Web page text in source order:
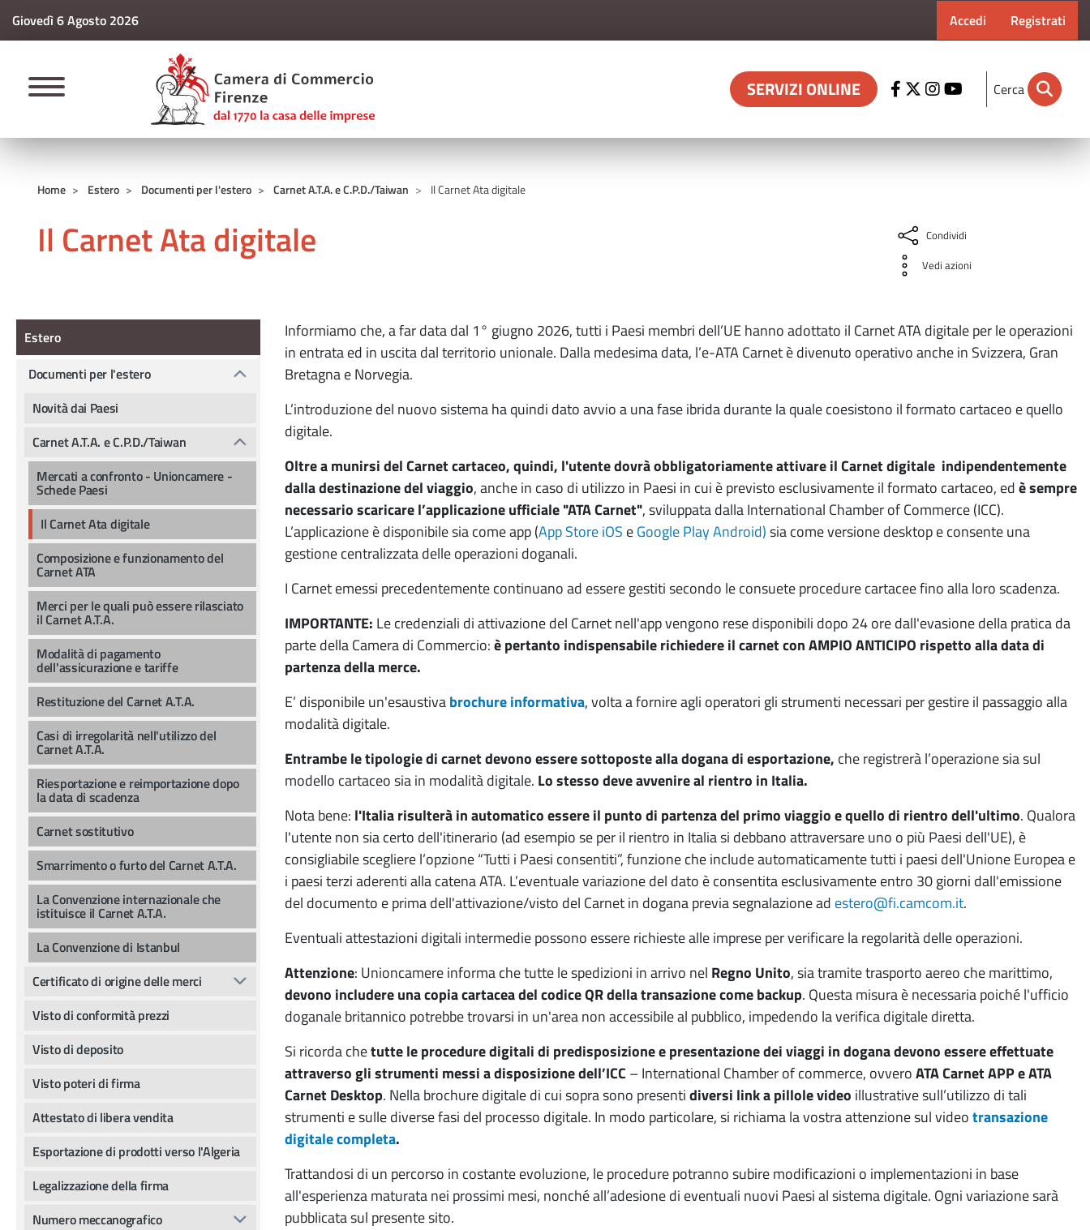
Giovedì 6 Agosto 2026 Menu profilo
Accedi Registrati
CAMERE DI COMMERCIO D'ITALIA
SERVIZI ONLINE Cerca
Home Estero Documenti per l'estero Carnet A.T.A. e C.P.D./Taiwan Il Carnet Ata digitale
Il Carnet Ata digitale
Condividi
Vedi azioni
Informiamo che, a far data dal 1° giugno 2026, tutti i Paesi membri dell’UE hanno adottato il Carnet ATA digitale per le operazioni
in entrata ed in uscita dal territorio unionale. Dalla medesima data, l’e-ATA Carnet è divenuto operativo anche in Svizzera, Gran
Bretagna e Norvegia.
L’introduzione del nuovo sistema ha quindi dato avvio a una fase ibrida durante la quale coesistono il formato cartaceo e quello
digitale.
Oltre a munirsi del Carnet cartaceo, quindi, l'utente dovrà obbligatoriamente attivare il Carnet digitale indipendentemente
dalla destinazione del viaggio, anche in caso di utilizzo in Paesi in cui è previsto esclusivamente il formato cartaceo, edè sempre
necessario scaricare l’applicazione ufficiale "ATA Carnet", sviluppata dalla International Chamber of Commerce (ICC).
L’applicazione è disponibile sia come app (App Store iOS eGoogle Play Android)sia come versione desktop e consente una
gestione centralizzata delle operazioni doganali.
I Carnet emessi precedentemente continuano ad essere gestiti secondo le consuete procedure cartacee fino alla loro scadenza.
IMPORTANTE: Le credenziali di attivazione del Carnet nell'app vengono rese disponibili dopo 24 ore dall'evasione della pratica da
parte della Camera di Commercio:è pertanto indispensabile richiedere il carnet con AMPIO ANTICIPO rispetto alla data di
partenza della merce.
E’ disponibile un'esaustivabrochure informativa, volta a fornire agli operatori gli strumenti necessari per gestire il passaggio alla
modalità digitale.
Entrambe le tipologie di carnet devono essere sottoposte alla dogana di esportazione, che registrerà l’operazione sia sul
modello cartaceo sia in modalità digitale. Lo stesso deve avvenire al rientro in Italia.
Nota bene: l'Italia risulterà in automatico essere il punto di partenza del primo viaggio e quello di rientro dell'ultimo. Qualora
l'utente non sia certo dell'itinerario (ad esempio se per il rientro in Italia si debbano attraversare uno o più Paesi dell'UE), è
consigliabile scegliere l’opzione “Tutti i Paesi consentiti”, funzione che include automaticamente tutti i paesi dell'Unione Europea e
i paesi terzi aderenti alla catena ATA. L’eventuale variazione del dato è consentita esclusivamente entro 30 giorni dall'emissione
del documento e prima dell'attivazione/visto del Carnet in dogana previa segnalazione ad estero@fi.camcom.it.
Eventuali attestazioni digitali intermedie possono essere richieste alle imprese per verificare la regolarità delle operazioni.
Attenzione: Unioncamere informa che tutte le spedizioni in arrivo nel Regno Unito, sia tramite trasporto aereo che marittimo,
devono includere una copia cartacea del codice QR della transazione come backup. Questa misura è necessaria poiché l'ufficio
doganale britannico potrebbe trovarsi in un'area non accessibile al pubblico, impedendo la verifica digitale diretta.
Si ricorda chetutte le procedure digitali di predisposizione e presentazione dei viaggi in dogana devono essere effettuate
attraverso gli strumenti messi a disposizione dell’ICC – International Chamber of commerce, ovveroATA Carnet APP e ATA
Carnet Desktop. Nella brochure digitale di cui sopra sono presentidiversi link a pillole video illustrative sull’utilizzo di tali
strumenti e sulle diverse fasi del processo digitale. In modo particolare, si richiama la vostra attenzione sul videotransazione
digitale completa.
Trattandosi di un percorso in costante evoluzione, le procedure potranno subire modificazioni o implementazioni in base
all'esperienza maturata nei prossimi mesi, nonché all’adesione di eventuali nuovi Paesi al sistema digitale. Ogni variazione sarà
pubblicata sul presente sito.
Estero
Estero
Documenti per l'estero
Novità dai Paesi
Carnet A.T.A. e C.P.D./Taiwan
Mercati a confronto - Unioncamere -
Schede Paesi
Il Carnet Ata digitale
Composizione e funzionamento del
Carnet ATA
Merci per le quali può essere rilasciato
il Carnet A.T.A.
Modalità di pagamento
dell'assicurazione e tariffe
Restituzione del Carnet A.T.A.
Casi di irregolarità nell'utilizzo del
Carnet A.T.A.
Riesportazione e reimportazione dopo
la data di scadenza
Carnet sostitutivo
Smarrimento o furto del Carnet A.T.A.
La Convenzione internazionale che
istituisce il Carnet A.T.A.
La Convenzione di Istanbul
Certificato di origine delle merci
Visto di conformità prezzi
Visto di deposito
Visto poteri di firma
Attestato di libera vendita
Esportazione di prodotti verso l'Algeria
Legalizzazione della firma
Numero meccanografico